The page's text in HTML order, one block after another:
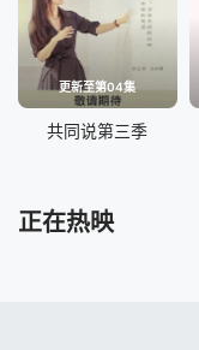
更新至第04集
共同说第三季
正在热映